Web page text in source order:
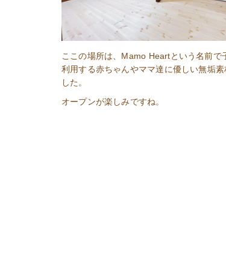
ここの場所は、Mamo Heartという名前で
利用する赤ちゃんやママ達に優しい無垢
した。
オープンが楽しみですね。